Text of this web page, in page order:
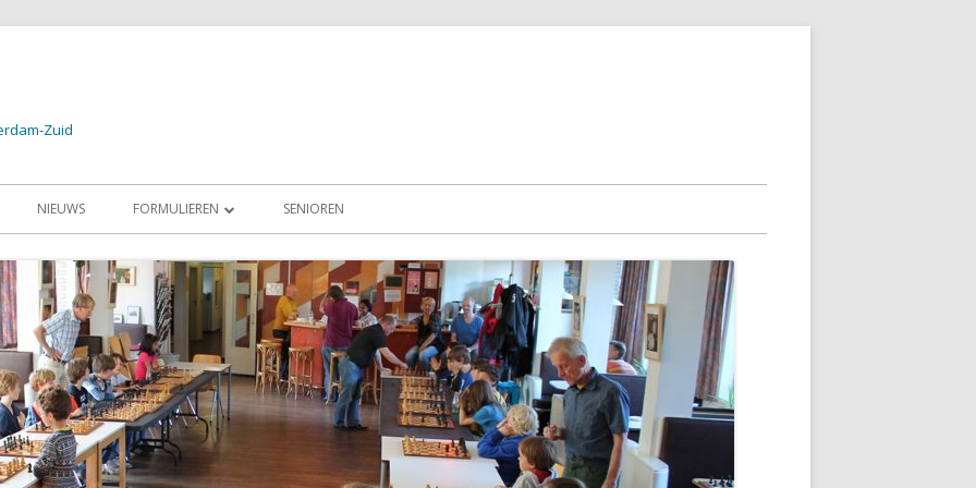
Zuid
NIEUWS FORMULIEREN
AANMELDEN SCHAAKSCHOOL
SENIOREN